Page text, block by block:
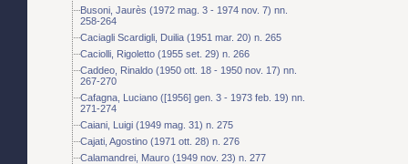
Busoni, Jaurès (1972 mag. 3 - 1974 nov. 7) nn.
258-264
Caciagli Scardigli, Duilia (1951 mar. 20) n. 265
Caciolli, Rigoletto (1955 set. 29) n. 266
Caddeo, Rinaldo (1950 ott. 18 - 1950 nov. 17) nn.
267-270
Cafagna, Luciano ([1956] gen. 3 - 1973 feb. 19) nn.
271-274
Caiani, Luigi (1949 mag. 31) n. 275
Cajati, Agostino (1971 ott. 28) n. 276
Calamandrei, Mauro (1949 nov. 23) n. 277